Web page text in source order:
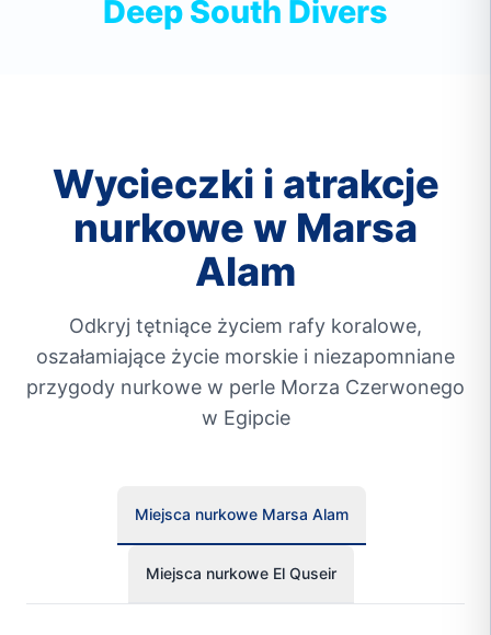
Deep South Divers
Wycieczki i atrakcje
nurkowe w Marsa
Alam
Odkryj tętniące życiem rafy koralowe,
oszałamiające życie morskie i niezapomniane
przygody nurkowe w perle Morza Czerwonego
w Egipcie
Miejsca nurkowe Marsa Alam
Miejsca nurkowe El Quseir